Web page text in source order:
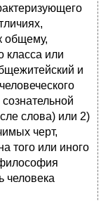
общему,
класса или
и
слова) или 2)
черт,
того или иного
человека